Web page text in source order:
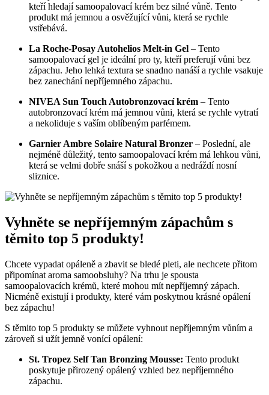
kteří hledají samoopalovací krém bez silné vůně. Tento
produkt má jemnou a osvěžující vůni, která se rychle
vstřebává.
La Roche-Posay Autohelios Melt-in Gel – Tento
samoopalovací gel je ideální pro ty, kteří preferují vůni bez
zápachu. Jeho lehká textura se snadno nanáší a rychle vsakuje
bez zanechání nepříjemného zápachu.
NIVEA Sun Touch Autobronzovací krém – Tento
autobronzovací krém má jemnou vůni, která se rychle vytratí
a nekoliduje s vaším oblíbeným parfémem.
Garnier Ambre Solaire Natural Bronzer – Poslední, ale
nejméně důležitý, tento samoopalovací krém má lehkou vůni,
která se velmi dobře snáší s pokožkou a nedráždí nosní
sliznice.
Vyhněte se nepříjemným zápachům s
těmito top 5 produkty!
Chcete vypadat opáleně a zbavit se bledé pleti, ale nechcete přitom
připomínat aroma samoobsluhy? Na trhu je spousta
samoopalovacích krémů, které mohou mít nepříjemný zápach.
Nicméně existují i produkty, které vám poskytnou krásné opálení
bez zápachu!
S těmito top 5 produkty se můžete vyhnout nepříjemným vůním a
zároveň si užít jemně vonící opálení:
St. Tropez Self Tan Bronzing Mousse: Tento produkt
poskytuje přirozený opálený vzhled bez nepříjemného
zápachu.